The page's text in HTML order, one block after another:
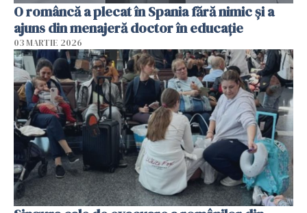
O româncă a plecat în Spania fără nimic și a
ajuns din menajeră doctor în educație
03 MARTIE 2026